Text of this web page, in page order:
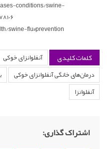
conditions/swine-
swine-flu#prevention
کلمات کلیدی آنفلوانزای خوکی
درمان‌های خانگی آنفلوانزای خوکی
آنفلوانزا
اشتراک گذاری: